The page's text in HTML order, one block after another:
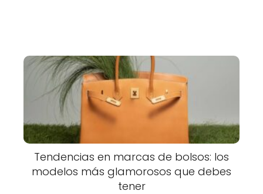
Tendencias en marcas de bolsos: los
modelos más glamorosos que debes
tener